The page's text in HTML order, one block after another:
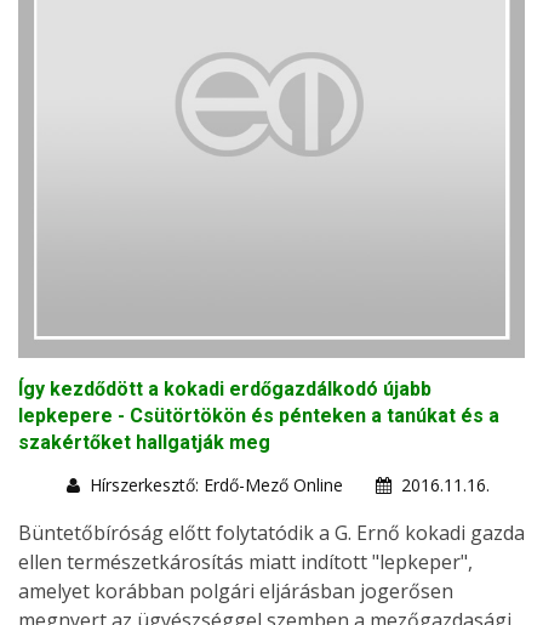
Így kezdődött a kokadi erdőgazdálkodó újabb
lepkepere - Csütörtökön és pénteken a tanúkat és a
szakértőket hallgatják meg
Hírszerkesztő: Erdő-Mező Online
2016.11.16.
Büntetőbíróság előtt folytatódik a G. Ernő kokadi gazda
ellen természetkárosítás miatt indított "lepkeper",
amelyet korábban polgári eljárásban jogerősen